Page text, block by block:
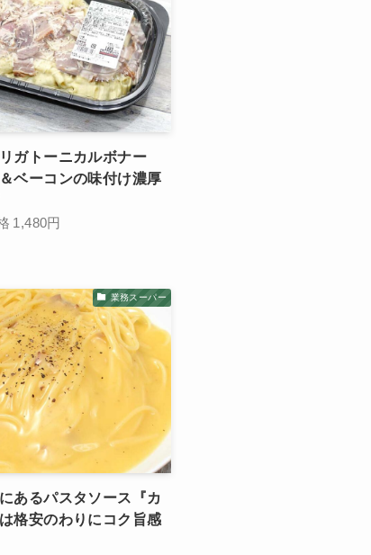
ガトーニカルボナー
ベーコンの味付け濃厚
1,480円
業務スーパー
あるパスタソース『カ
格安のわりにコク旨感